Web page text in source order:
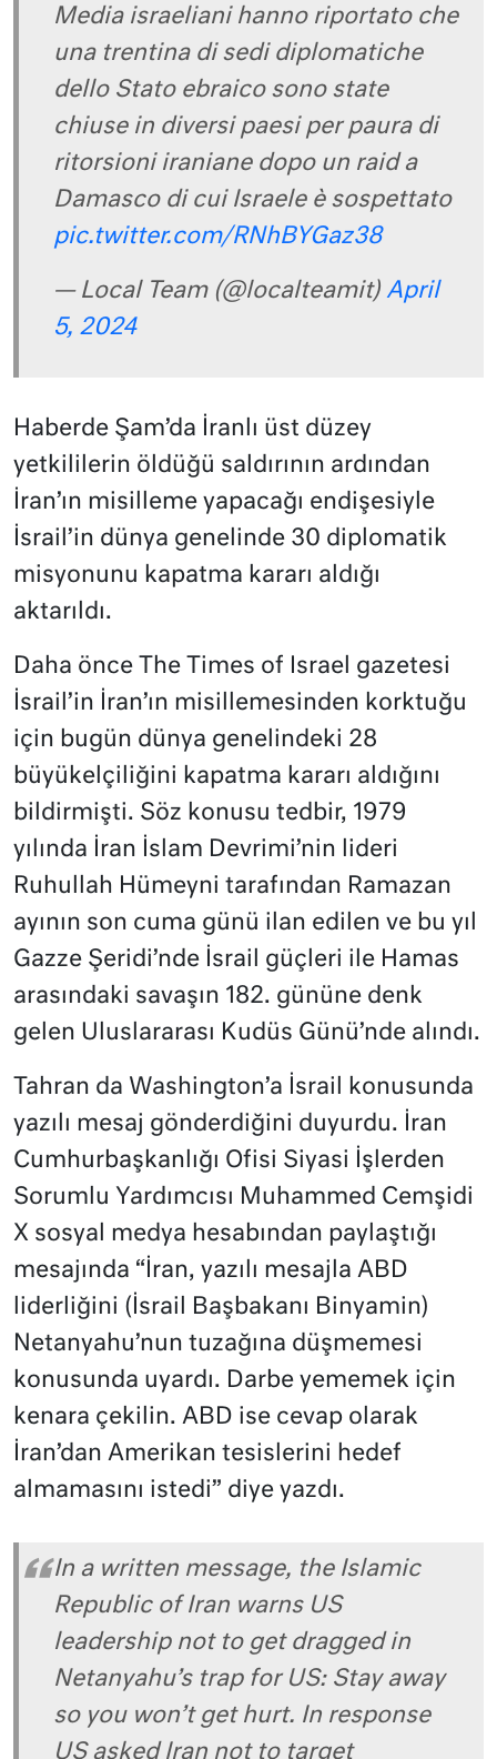
Media israeliani hanno riportato che
una trentina di sedi diplomatiche
dello Stato ebraico sono state
chiuse in diversi paesi per paura di
ritorsioni iraniane dopo un raid a
Damasco di cui Israele è sospettato
pic.twitter.com/RNhBYGaz38
— Local Team (@localteamit) April
5, 2024
Haberde Şam’da İranlı üst düzey
yetkililerin öldüğü saldırının ardından
İran’ın misilleme yapacağı endişesiyle
İsrail’in dünya genelinde 30 diplomatik
misyonunu kapatma kararı aldığı
aktarıldı.
Daha önce The Times of Israel gazetesi
İsrail’in İran’ın misillemesinden korktuğu
için bugün dünya genelindeki 28
büyükelçiliğini kapatma kararı aldığını
bildirmişti. Söz konusu tedbir, 1979
yılında İran İslam Devrimi’nin lideri
Ruhullah Hümeyni tarafından Ramazan
ayının son cuma günü ilan edilen ve bu yıl
Gazze Şeridi’nde İsrail güçleri ile Hamas
arasındaki savaşın 182. gününe denk
gelen Uluslararası Kudüs Günü’nde alındı.
Tahran da Washington’a İsrail konusunda
yazılı mesaj gönderdiğini duyurdu. İran
Cumhurbaşkanlığı Ofisi Siyasi İşlerden
Sorumlu Yardımcısı Muhammed Cemşidi
X sosyal medya hesabından paylaştığı
mesajında “İran, yazılı mesajla ABD
liderliğini (İsrail Başbakanı Binyamin)
Netanyahu’nun tuzağına düşmemesi
konusunda uyardı. Darbe yememek için
kenara çekilin. ABD ise cevap olarak
İran’dan Amerikan tesislerini hedef
almamasını istedi” diye yazdı.
In a written message, the Islamic
Republic of Iran warns US
leadership not to get dragged in
Netanyahu’s trap for US: Stay away
so you won’t get hurt. In response
US asked Iran not to target